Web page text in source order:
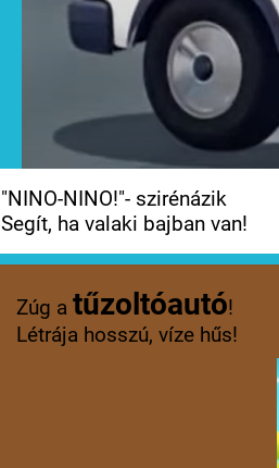
"NINO-NINO!"- szirénázik
Segít, ha valaki bajban van!
Zúg a tűzoltóautó!
Létrája hosszú, víze hűs!